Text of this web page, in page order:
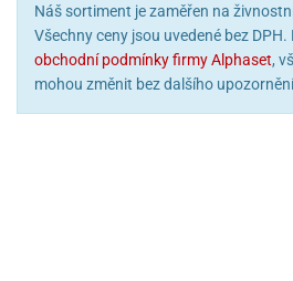
Náš sortiment je zaměřen na
Všechny ceny jsou uvedené bez DPH.
obchodní podmínky firmy Alphaset,
mohou změnit bez dalšího